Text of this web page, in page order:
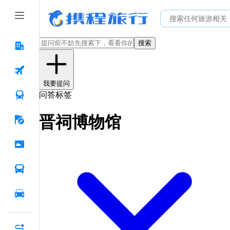
搜索
我要提问
问答标签
晋祠博物馆